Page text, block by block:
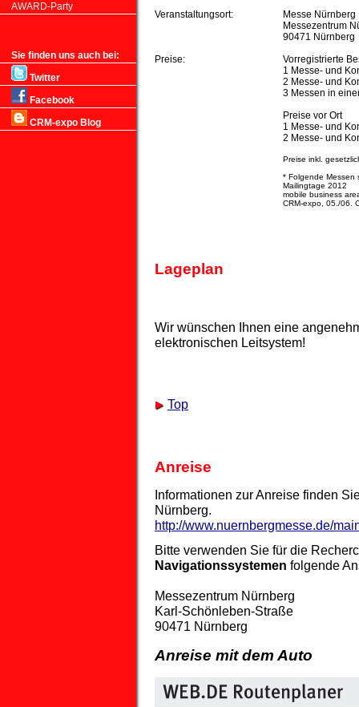
AWARD-Party
Sie finden uns auch bei:
Twitter
Facebook
CRM-expo Blog
Veranstaltungsort:
Messe Nürnberg
Messezentrum
90471 Nürnberg
Preise:
Vorregistrierte
1 Messe- und
2 Messe- und
3 Messen in
Preise vor Ort
1 Messe- und
2 Messe- und
Preise inkl.
* Folgende Messen
Mailingtage 2012
mobile business
CRM-expo, 05./06.
Lageplan
Wir wünschen Ihnen eine
elektronischen Leitsystem!
Top
Anreise
Informationen zur Anreise finden
Nürnberg.
http://www.nuernbergmesse.de/
Bitte verwenden Sie für die
Navigationssystemen folgende
Messezentrum Nürnberg
Karl-Schönleben-Straße
90471 Nürnberg
Anreise mit dem Auto